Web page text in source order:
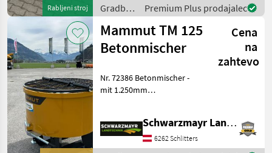
Rabljeni stroj
Gradbeni
stroji /
Mammut
Premium Plus prodajalec
Mammut TM 125
Betonmischer
Cena
na
zahtevo
Nr. 72386 Betonmischer -
mit 1.250mm
Punktanbindung für
Oberlenker - mit
Staplereinschub - mit
Schwarzmayr Landtechnik GmbH - Schlitters
6262 Schlitters